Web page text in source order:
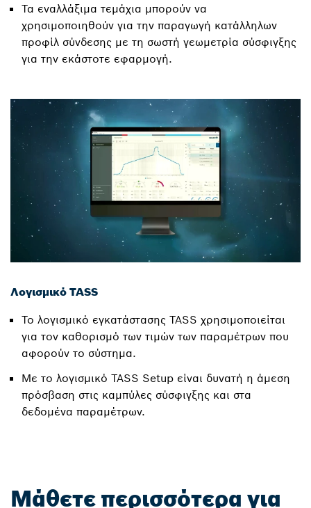
Τα εναλλάξιμα τεμάχια μπορούν να
χρησιμοποιηθούν για την παραγωγή κατάλληλων
προφίλ σύνδεσης με τη σωστή γεωμετρία σύσφιγξης
για την εκάστοτε εφαρμογή.
Λογισμικό TASS
Το λογισμικό εγκατάστασης TASS χρησιμοποιείται
για τον καθορισμό των τιμών των παραμέτρων που
αφορούν το σύστημα.
Με το λογισμικό TASS Setup είναι δυνατή η άμεση
πρόσβαση στις καμπύλες σύσφιγξης και στα
δεδομένα παραμέτρων.
Μάθετε περισσότερα για